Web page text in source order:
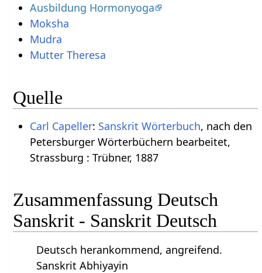
Ausbildung Hormonyoga
Moksha
Mudra
Mutter Theresa
Quelle
Carl Capeller: Sanskrit Wörterbuch, nach den
Petersburger Wörterbüchern bearbeitet,
Strassburg : Trübner, 1887
Zusammenfassung Deutsch
Sanskrit - Sanskrit Deutsch
Deutsch herankommend, angreifend.
Sanskrit Abhiyayin